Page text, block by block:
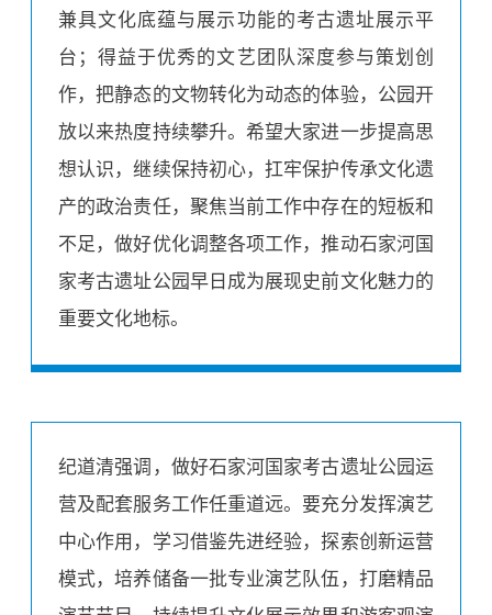
兼具文化底蕴与展示功能的考古遗址展示平
台；得益于优秀的文艺团队深度参与策划创
作，把静态的文物转化为动态的体验，公园开
放以来热度持续攀升。希望大家进一步提高思
想认识，继续保持初心，扛牢保护传承文化遗
产的政治责任，聚焦当前工作中存在的短板和
不足，做好优化调整各项工作，推动石家河国
家考古遗址公园早日成为展现史前文化魅力的
重要文化地标。
纪道清强调，做好石家河国家考古遗址公园运
营及配套服务工作任重道远。要充分发挥演艺
中心作用，学习借鉴先进经验，探索创新运营
模式，培养储备一批专业演艺队伍，打磨精品